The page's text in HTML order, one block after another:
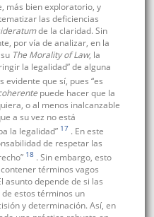
más bien exploratorio, y
las deficiencias
de la claridad. Sin
por vía de analizar, en la
The Morality of Law, la
la legalidad” de alguna
evidente que sí, pues “es
puede hacer que la
o al menos inalcanzable
a su vez no está
la legalidad” 17 . En este
de respetar las
18 . Sin embargo, esto
términos vagos
asunto depende de si las
estos términos un
y determinación. Así, en